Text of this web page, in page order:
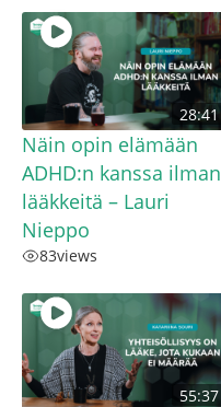
28:41
Näin opin elämään
ADHD:n kanssa ilman
lääkkeitä – Lauri
Nieppo
83views
55:37